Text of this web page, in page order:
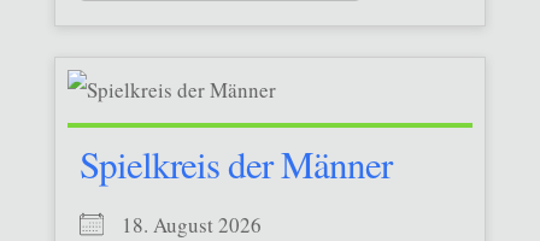
Spielkreis der Männer
18. August 2026